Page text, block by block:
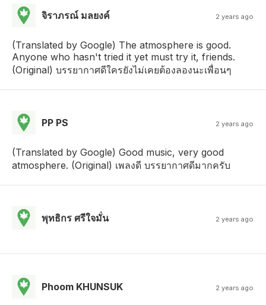
จิราภรณ์ มลยงค์ 2 years ago
(Translated by Google) The atmosphere is good.
Anyone who hasn't tried it yet must try it, friends.
(Original) บรรยากาศดีใครยังไม่เคยต้องลองนะเพื่อนๆ
PP PS 2 years ago
(Translated by Google) Good music, very good
atmosphere. (Original) เพลงดี บรรยากาศดีมากครับ
พุทธิกร ศรีใจมั่น 2 years ago
Phoom KHUNSUK 2 years ago